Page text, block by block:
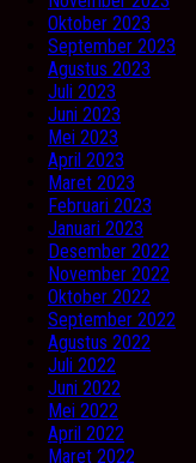
Oktober 2023
September 2023
Agustus 2023
Juli 2023
Juni 2023
Mei 2023
April 2023
Maret 2023
Februari 2023
Januari 2023
Desember 2022
November 2022
Oktober 2022
September 2022
Agustus 2022
Juli 2022
Juni 2022
Mei 2022
April 2022
Maret 2022